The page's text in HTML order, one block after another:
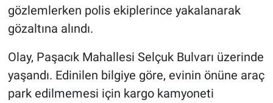
gözlemlerken polis ekiplerince yakalanarak
gözaltına alındı.
Olay, Paşacık Mahallesi Selçuk Bulvarı üzerinde
yaşandı. Edinilen bilgiye göre, evinin önüne araç
park edilmemesi için kargo kamyoneti